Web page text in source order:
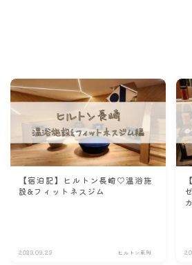
【宿泊記】ヒルトン長崎♡温浴施
設&フィットネスジム
2023.09.23 ヒルトン系列